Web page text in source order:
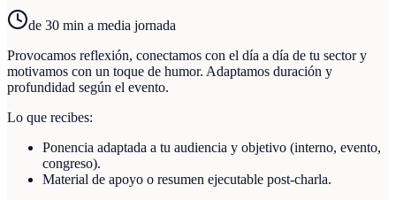
de 30 min a media jornada
Provocamos reflexión, conectamos con el día a día de tu sector y
motivamos con un toque de humor. Adaptamos duración y
profundidad según el evento.
Lo que recibes:
Ponencia adaptada a tu audiencia y objetivo (interno, evento,
congreso).
Material de apoyo o resumen ejecutable post-charla.